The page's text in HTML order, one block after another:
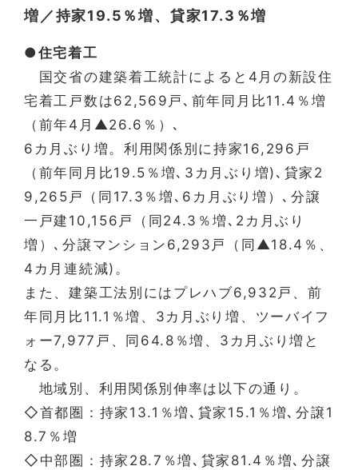
増／持家19.5％増、貸家17.3％増
●住宅着工
国交省の建築着工統計によると4月の新設住
宅着工戸数は62,569戸､前年同月比11.4％増
（前年4月▲26.6％）､
6カ月ぶり増。利用関係別に持家16,296戸
（前年同月比19.5％増､3カ月ぶり増)､貸家2
9,265戸（同17.3％増､6カ月ぶり増）､分譲
一戸建10,156戸（同24.3％増､2カ月ぶり
増）､分譲マンション6,293戸（同▲18.4％、
4カ月連続減)。
また、建築工法別にはプレハブ6,932戸、前
年同月比11.1％増、3カ月ぶり増、ツーバイフ
ォー7,977戸、同64.8％増、3カ月ぶり増と
なる。
地域別、利用関係別伸率は以下の通り。
◇首都圏：持家13.1％増､貸家15.1％増､分譲1
8.7％増
◇中部圏：持家28.7％増､貸家81.4％増､分譲